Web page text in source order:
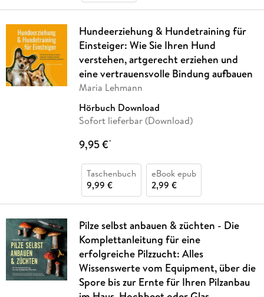
Hundeerziehung & Hundetraining für
Einsteiger: Wie Sie Ihren Hund
verstehen, artgerecht erziehen und
eine vertrauensvolle Bindung aufbauen
Maria Lehmann
Hörbuch Download
Sofort lieferbar (Download)
9,95 €*
Taschenbuch
9,99 €
eBook epub
2,99 €
Pilze selbst anbauen & züchten - Die
Komplettanleitung für eine
erfolgreiche Pilzzucht: Alles
Wissenswerte vom Equipment, über die
Spore bis zur Ernte für Ihren Pilzanbau